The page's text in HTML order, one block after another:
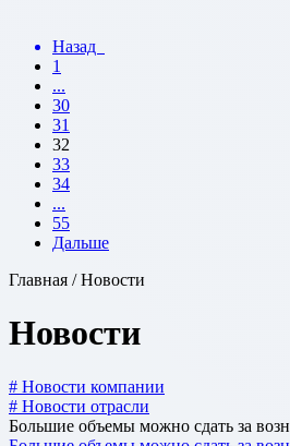
Назад
1
...
30
31
32
33
34
...
55
Дальше
Главная / Новости
Новости
# Новости компании
# Новости отрасли
Большие объемы можно сдать за